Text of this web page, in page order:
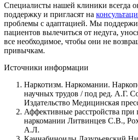
Специалисты нашей клиники всегда
поддержку и пригласят на
проблемы с адаптацией. Мы
пациентов вылечиться от недуга,
все необходимое, чтобы они не
привычкам.
Источники информации
Наркотизм. Наркомании.
научных трудов / под ред. А.Г.
Издательство Медицинская
Аффективные расстройства при
наркомании Литвинцев С.В.,
А.Л.